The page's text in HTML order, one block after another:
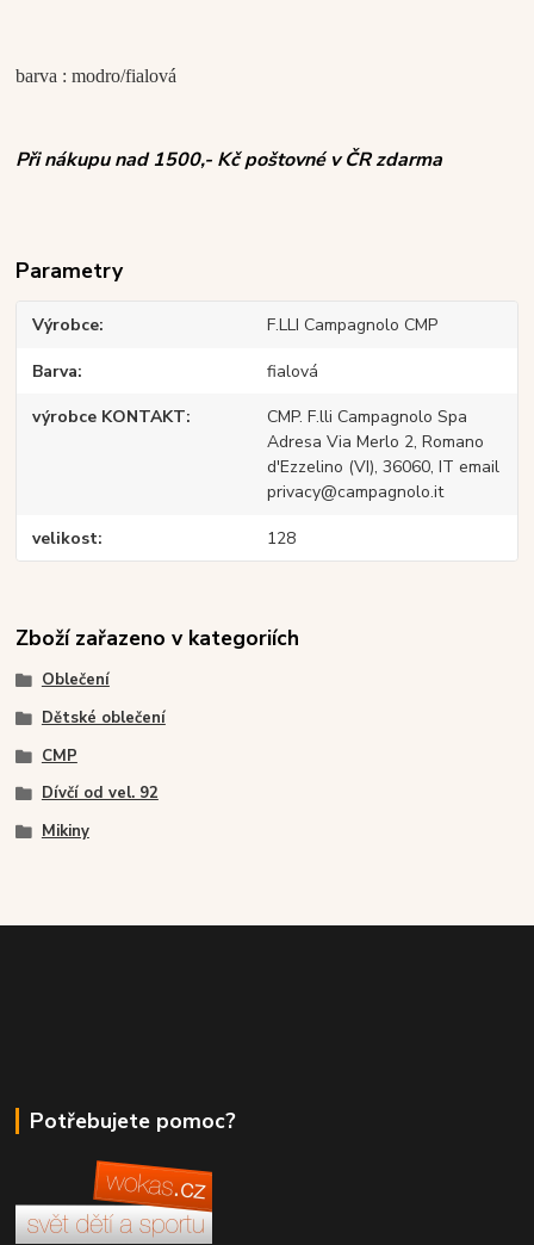
barva : modro/fialová
Při nákupu nad 1500,- Kč poštovné v ČR zdarma
Parametry
Výrobce F.LLI Campagnolo CMP
Barva fialová
výrobce KONTAKT
CMP. F.lli Campagnolo Spa
Adresa Via Merlo 2, Romano
d'Ezzelino (VI), 36060, IT email
privacy@campagnolo.it
velikost 128
Zboží zařazeno v kategoriích
Oblečení
Dětské oblečení
CMP
Dívčí od vel. 92
Mikiny
Potřebujete pomoc?